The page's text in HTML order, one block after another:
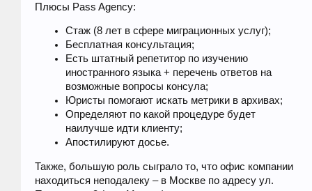
Плюсы Pass Agency:
Стаж (8 лет в сфере миграционных услуг);
Бесплатная консультация;
Есть штатный репетитор по изучению
иностранного языка + перечень ответов на
возможные вопросы консула;
Юристы помогают искать метрики в архивах;
Определяют по какой процедуре будет
наилучше идти клиенту;
Апостилируют досье.
Также, большую роль сыграло то, что офис компании
находиться неподалеку – в Москве по адресу ул.